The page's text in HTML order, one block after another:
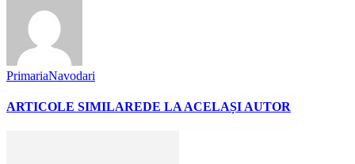
PrimariaNavodari
ARTICOLE SIMILAREDE LA ACELAȘI AUTOR